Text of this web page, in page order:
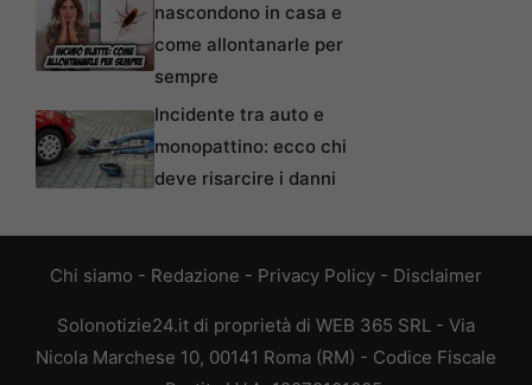
nascondono in casa e
come allontanarle per
sempre
Incidente tra auto e
monopattino: ecco chi
deve risarcire i danni
Chi siamo - Redazione - Privacy Policy - Disclaimer
Solonotizie24.it di proprietà di WEB 365 SRL - Via
Nicola Marchese 10, 00141 Roma (RM) - Codice Fiscale